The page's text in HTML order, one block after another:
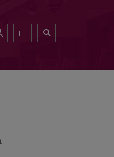
LT